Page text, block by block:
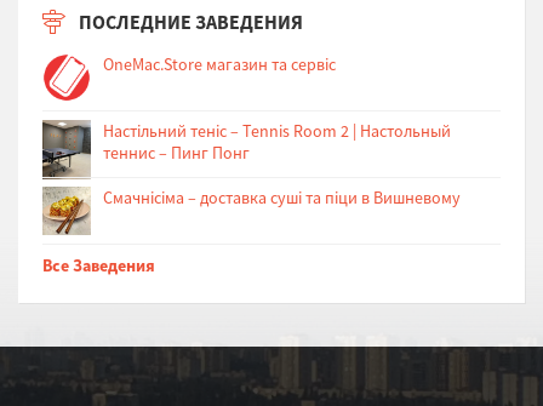
ПОСЛЕДНИЕ ЗАВЕДЕНИЯ
OneMac.Store магазин та сервіс
Настільний теніс – Tennis Room 2 | Настольный
теннис – Пинг Понг
Cмачнісіма – доставка суші та піци в Вишневому
Все Заведения